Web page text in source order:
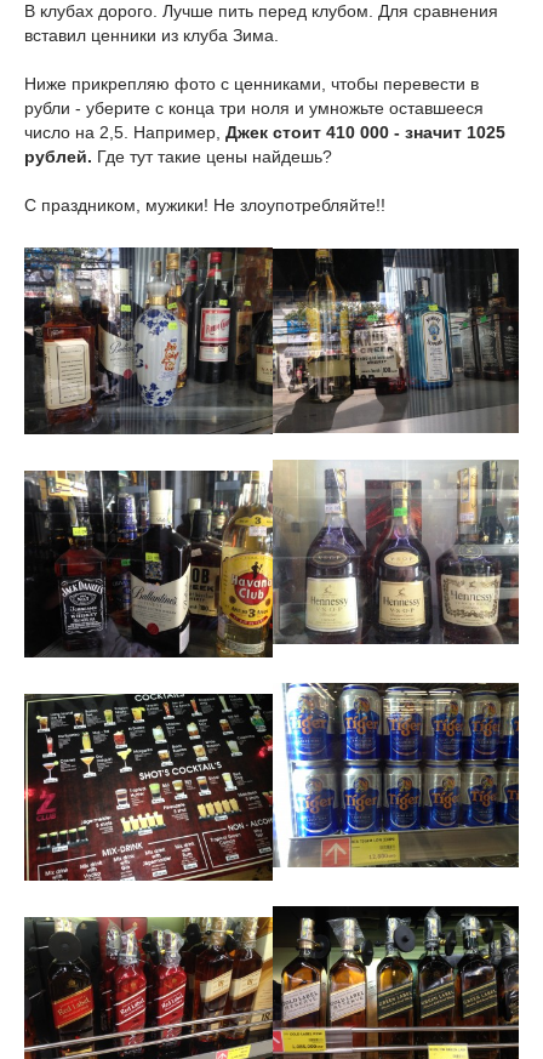
В клубах дорого. Лучше пить перед клубом. Для сравнения
вставил ценники из клуба Зима.
Ниже прикрепляю фото с ценниками, чтобы перевести в
рубли - уберите с конца три ноля и умножьте оставшееся
число на 2,5. Например, Джек стоит 410 000 - значит 1025
рублей. Где тут такие цены найдешь?
С праздником, мужики! Не злоупотребляйте!!